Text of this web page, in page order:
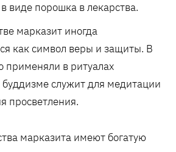
виде порошка в лекарства.
марказит иногда
как символ веры и защиты. В
применяли в ритуалах
служит для медитации
просветления.
марказита имеют богатую